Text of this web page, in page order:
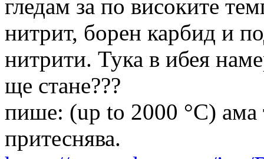
гледам за по високите
нитрит, борен карбид и
нитрити. Тука в ибея
ще стане???
пише: (up to 2000 °C)
притеснява.